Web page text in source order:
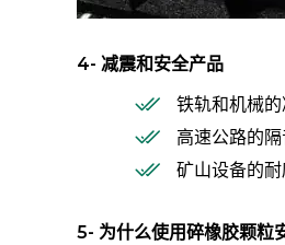
4- 减震和安全产品
铁轨和机械
高速公路的
矿山设备的
5- 为什么使用碎橡胶颗粒